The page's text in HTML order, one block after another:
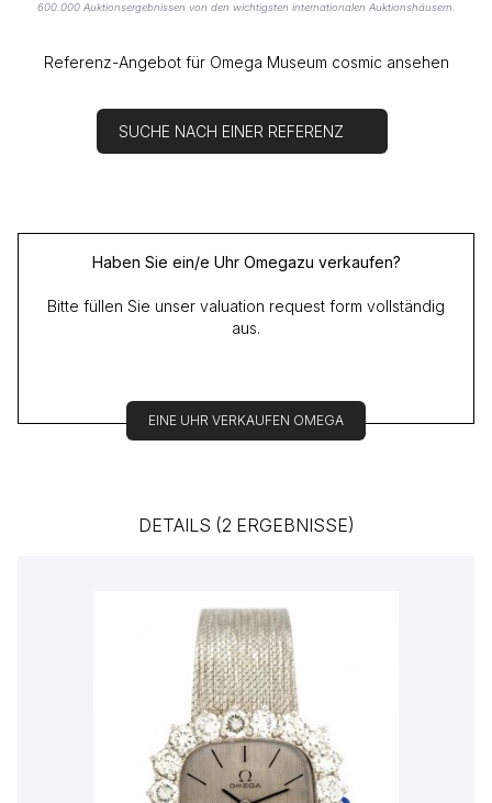
600.000 Auktionsergebnissen von den wichtigsten internationalen Auktionshäusern.
Referenz-Angebot für Omega Museum cosmic ansehen
SUCHE NACH EINER REFERENZ
Haben Sie ein/e Uhr Omegazu verkaufen?
Bitte füllen Sie unser valuation request form vollständig
aus.
EINE UHR VERKAUFEN OMEGA
DETAILS (2 ERGEBNISSE)